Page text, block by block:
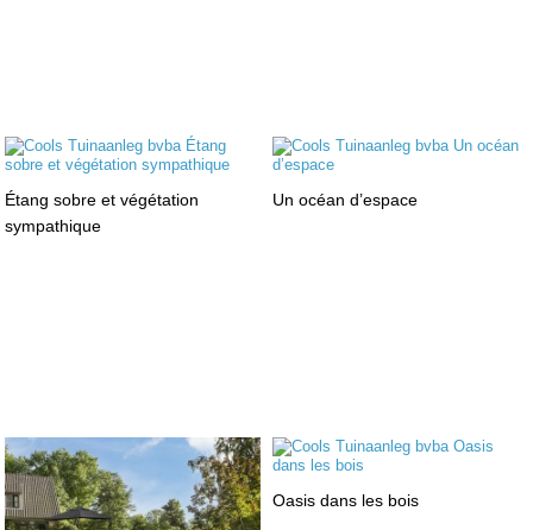
Étang sobre et végétation
sympathique
Un océan d’espace
Oasis dans les bois